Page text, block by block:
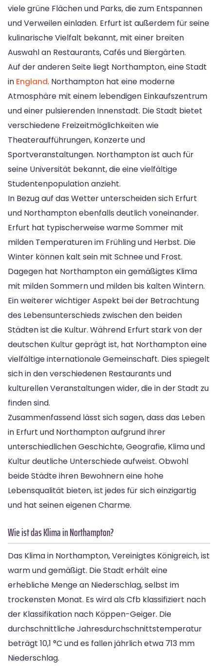
viele grüne Flächen und Parks, die zum Entspannen
und Verweilen einladen. Erfurt ist außerdem für seine
kulinarische Vielfalt bekannt, mit einer breiten
Auswahl an Restaurants, Cafés und Biergärten.
Auf der anderen Seite liegt Northampton, eine Stadt
in England. Northampton hat eine moderne
Atmosphäre mit einem lebendigen Einkaufszentrum
und einer pulsierenden Innenstadt. Die Stadt bietet
verschiedene Freizeitmöglichkeiten wie
Theateraufführungen, Konzerte und
Sportveranstaltungen. Northampton ist auch für
seine Universität bekannt, die eine vielfältige
Studentenpopulation anzieht.
In Bezug auf das Wetter unterscheiden sich Erfurt
und Northampton ebenfalls deutlich voneinander.
Erfurt hat typischerweise warme Sommer mit
milden Temperaturen im Frühling und Herbst. Die
Winter können kalt sein mit Schnee und Frost.
Dagegen hat Northampton ein gemäßigtes Klima
mit milden Sommern und milden bis kalten Wintern.
Ein weiterer wichtiger Aspekt bei der Betrachtung
des Lebensunterschieds zwischen den beiden
Städten ist die Kultur. Während Erfurt stark von der
deutschen Kultur geprägt ist, hat Northampton eine
vielfältige internationale Gemeinschaft. Dies spiegelt
sich in den verschiedenen Restaurants und
kulturellen Veranstaltungen wider, die in der Stadt zu
finden sind.
Zusammenfassend lässt sich sagen, dass das Leben
in Erfurt und Northampton aufgrund ihrer
unterschiedlichen Geschichte, Geografie, Klima und
Kultur deutliche Unterschiede aufweist. Obwohl
beide Städte ihren Bewohnern eine hohe
Lebensqualität bieten, ist jedes für sich einzigartig
und hat seinen eigenen Charme.
Wie ist das Klima in Northampton?
Das Klima in Northampton, Vereinigtes Königreich, ist
warm und gemäßigt. Die Stadt erhält eine
erhebliche Menge an Niederschlag, selbst im
trockensten Monat. Es wird als Cfb klassifiziert nach
der Klassifikation nach Köppen-Geiger. Die
durchschnittliche Jahresdurchschnittstemperatur
beträgt 10,1 °C und es fallen jährlich etwa 713 mm
Niederschlag.